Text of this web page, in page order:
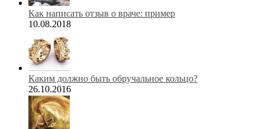
Как написать отзыв о враче: пример
10.08.2018
Каким должно быть обручальное кольцо?
26.10.2016